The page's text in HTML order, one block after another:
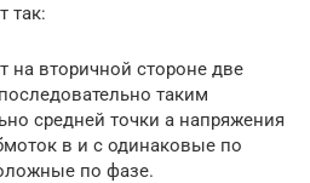
так:
на вторичной стороне две
таким
средней точки а напряжения
в и с одинаковые по
по фазе.